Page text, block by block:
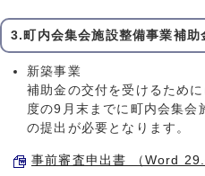
3.町内会集会施設整備事業補助
新築事業
補助金の交付を受けるため
度の9月末までに町内会集会
の提出が必要となります。
事前審査申出書 （Word